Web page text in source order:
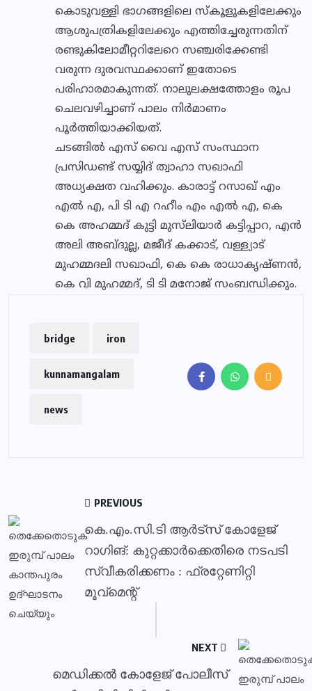
കൊടുവള്ളി ഭാഗങ്ങളിലെ സ്‌കൂളുകളിലേക്കും
ആശുപത്രികളിലേക്കും എത്തിച്ചേരുന്നതിന്
രണ്ടുകിലോമീറ്ററിലേറെ സഞ്ചരിക്കേണ്ടി
വരുന്ന ദുരവസ്ഥക്കാണ് ഇതോടെ
പരിഹാരമാകുന്നത്. നാലുലക്ഷത്തോളം രൂപ
ചെലവഴിച്ചാണ് പാലം നിർമാണം
പൂർത്തിയാക്കിയത്.
ചടങ്ങിൽ എസ് വൈ എസ് സംസ്ഥാന
പ്രസിഡണ്ട് സയ്യിദ് ത്വാഹാ സഖാഫി
അധ്യക്ഷത വഹിക്കും. കാരാട്ട് റസാഖ് എം
എൽ എ, പി ടി എ റഹീം എം എൽ എ, കെ
കെ അഹമ്മദ് കുട്ടി മുസ്‌ലിയാർ കട്ടിപ്പാറ, എൻ
അലി അബ്ദുല്ല, മജീദ് കക്കാട്, വള്ള്യാട്
മുഹമ്മദലി സഖാഫി, കെ കെ രാധാകൃഷ്ണൻ,
കെ വി മുഹമ്മദ്, ടി ടി മനോജ് സംബന്ധിക്കും.
bridge iron
kunnamangalam
news
PREVIOUS
കെ.എം.സി.ടി ആര്‍ട്‌സ് കോളേജ്
റാഗിങ്: കുറ്റക്കാര്‍ക്കെതിരെ നടപടി
സ്വീകരിക്കണം : ഫ്രറ്റേണിറ്റി
മൂവ്മെന്റ്
NEXT
മെഡിക്കൽ കോളേജ് പോലീസ്